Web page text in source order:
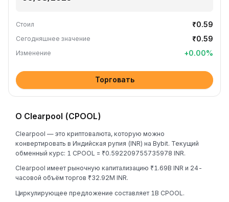
Стоил ₹0.59
Сегодняшнее значение ₹0.59
Изменение +0.00%
Торговать
О Clearpool (CPOOL)
Clearpool — это криптовалюта, которую можно
конвертировать в Индийская рупия (INR) на Bybit. Текущий
обменный курс: 1 CPOOL = ₹0.592209755735978 INR.
Clearpool имеет рыночную капитализацию ₹1.69B INR и 24-
часовой объём торгов ₹32.92M INR.
Циркулирующее предложение составляет 1B CPOOL.